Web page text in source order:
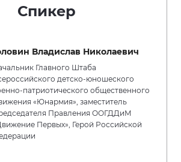
Спикер
Владислав Николаевич
Главного Штаба
детско-юношеского
патриотического общественного
«Юнармия», заместитель
Правления ООГДДиМ
Первых», Герой Российской